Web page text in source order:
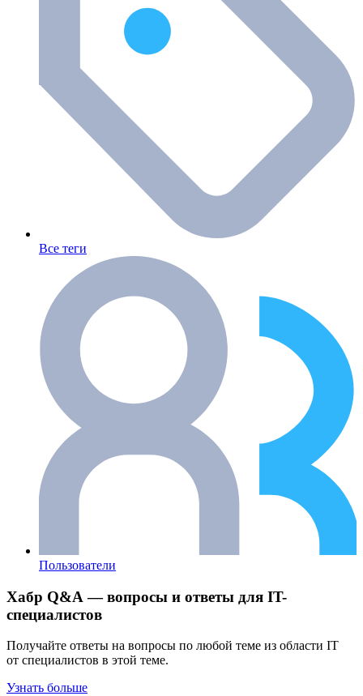
Все теги
Пользователи
Хабр Q&A — вопросы и ответы для IT-
специалистов
Получайте ответы на вопросы по любой теме из области IT
от специалистов в этой теме.
Узнать больше